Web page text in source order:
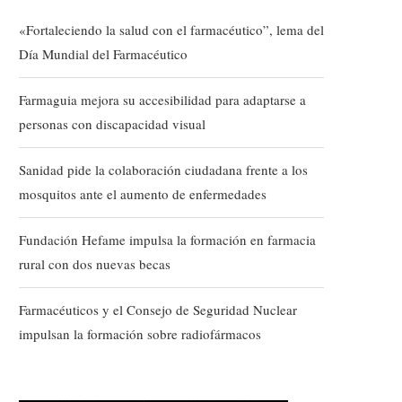
«Fortaleciendo la salud con el farmacéutico”, lema del
Día Mundial del Farmacéutico
Farmaguia mejora su accesibilidad para adaptarse a
personas con discapacidad visual
Sanidad pide la colaboración ciudadana frente a los
mosquitos ante el aumento de enfermedades
Fundación Hefame impulsa la formación en farmacia
rural con dos nuevas becas
Farmacéuticos y el Consejo de Seguridad Nuclear
impulsan la formación sobre radiofármacos